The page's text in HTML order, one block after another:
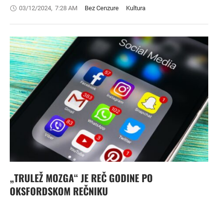
03/12/2024, 7:28 AM Bez Cenzure Kultura
„TRULEŽ MOZGA“ JE REČ GODINE PO
OKSFORDSKOM REČNIKU